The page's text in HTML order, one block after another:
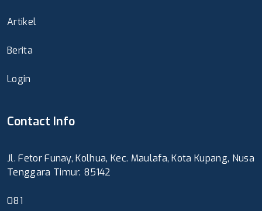
Artikel
Berita
Login
Contact Info
Jl. Fetor Funay, Kolhua, Kec. Maulafa, Kota Kupang, Nusa
Tenggara Timur. 85142
081